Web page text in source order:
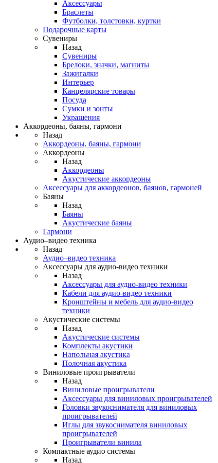
Аксессуары
Браслеты
Футболки, толстовки, куртки
Подарочные карты
Сувениры
Назад
Сувениры
Брелоки, значки, магниты
Зажигалки
Интерьер
Канцелярские товары
Посуда
Сумки и зонты
Украшения
Аккордеоны, баяны, гармони
Назад
Аккордеоны, баяны, гармони
Аккордеоны
Назад
Аккордеоны
Акустические аккордеоны
Аксессуары для аккордеонов, баянов, гармоней
Баяны
Назад
Баяны
Акустические баяны
Гармони
Аудио–видео техника
Назад
Аудио–видео техника
Аксессуары для аудио-видео техники
Назад
Аксессуары для аудио-видео техники
Кабели для аудио-видео техники
Кронштейны и мебель для аудио-видео
техники
Акустические системы
Назад
Акустические системы
Комплекты акустики
Напольная акустика
Полочная акустика
Виниловые проигрыватели
Назад
Виниловые проигрыватели
Аксессуары для виниловых проигрывателей
Головки звукоснимателя для виниловых
проигрывателей
Иглы для звукоснимателя виниловых
проигрывателей
Проигрыватели винила
Компактные аудио системы
Назад